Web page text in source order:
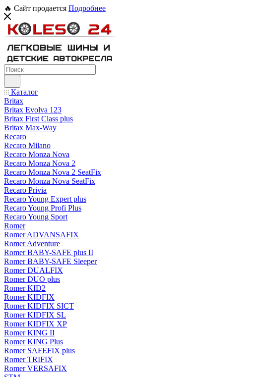
🔥 Сайт продается Подробнее
Каталог
Britax
Britax Evolva 123
Britax First Class plus
Britax Max-Way
Recaro
Recaro Milano
Recaro Monza Nova
Recaro Monza Nova 2
Recaro Monza Nova 2 SeatFix
Recaro Monza Nova SeatFix
Recaro Privia
Recaro Young Expert plus
Recaro Young Profi Plus
Recaro Young Sport
Romer
Romer ADVANSAFIX
Romer Adventure
Romer BABY-SAFE plus II
Romer BABY-SAFE Sleeper
Romer DUALFIX
Romer DUO plus
Romer KID2
Romer KIDFIX
Romer KIDFIX SICT
Romer KIDFIX SL
Romer KIDFIX XP
Romer KING II
Romer KING Plus
Romer SAFEFIX plus
Romer TRIFIX
Romer VERSAFIX